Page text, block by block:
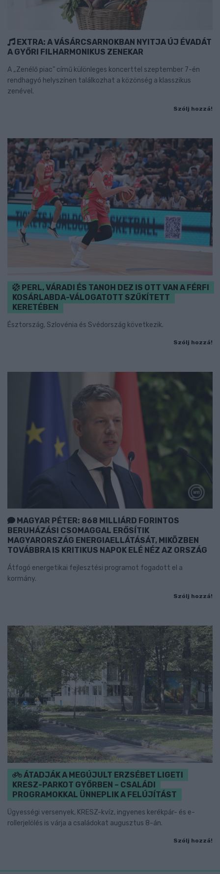
EXTRA: A VÁSÁRCSARNOKBAN NYITJA ÚJ ÉVADÁT
A GYŐRI FILHARMONIKUS ZENEKAR
A „Zenélő piac” című különleges koncerttel szeptember 7-én
rendhagyó helyszínen találkozhat a közönség a klasszikus
zenével.
Szólj hozzá!
PERL, VÁRADI ÉS TANOH DEZ IS OTT VAN A FÉRFI
KOSÁRLABDA-VÁLOGATOTT SZŰKÍTETT
KERETÉBEN
Észtország, Szlovénia és Svédország következik.
Szólj hozzá!
MAGYAR PÉTER: 868 MILLIÁRD FORINTOS
BERUHÁZÁSI CSOMAGGAL ERŐSÍTIK
MAGYARORSZÁG ENERGIAELLÁTÁSÁT, MIKÖZBEN
TOVÁBBRA IS KRITIKUS NAPOK ELÉ NÉZ AZ ORSZÁG
Átfogó energetikai fejlesztési programot fogadott el a
kormány.
Szólj hozzá!
ÁTADJÁK A MEGÚJULT ERZSÉBET LIGETI
KRESZ-PARKOT GYŐRBEN – CSALÁDI
PROGRAMOKKAL ÜNNEPLIK A FELÚJÍTÁST
Ügyességi versenyek, KRESZ-kvíz, ingyenes kerékpár- és e-
rollerjelölés is várja a családokat augusztus 8-án.
Szólj hozzá!